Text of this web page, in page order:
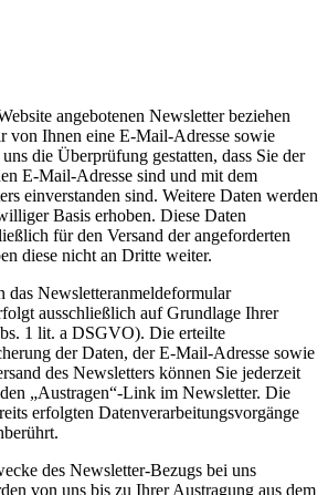
angebotenen Newsletter beziehen
von Ihnen eine E-Mail-Adresse sowie
die Überprüfung gestatten, dass Sie der
E-Mail-Adresse sind und mit dem
einverstanden sind. Weitere Daten werden
Basis erhoben. Diese Daten
für den Versand der angeforderten
diese nicht an Dritte weiter.
das Newsletteranmeldeformular
ausschließlich auf Grundlage Ihrer
1 lit. a DSGVO). Die erteilte
der Daten, der E-Mail-Adresse sowie
des Newsletters können Sie jederzeit
„Austragen“-Link im Newsletter. Die
erfolgten Datenverarbeitungsvorgänge
des Newsletter-Bezugs bei uns
von uns bis zu Ihrer Austragung aus dem